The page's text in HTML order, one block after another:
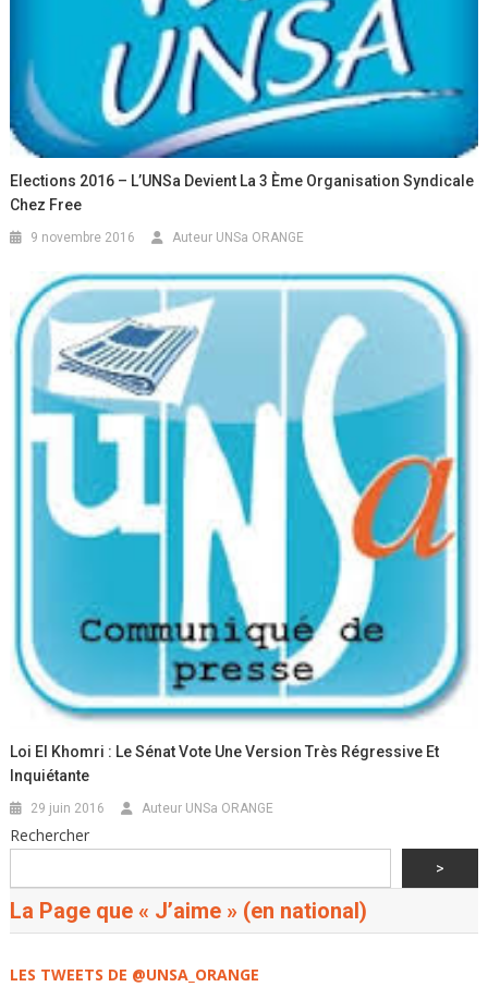
Elections 2016 – L’UNSa Devient La 3 Ème Organisation Syndicale
Chez Free
9 novembre 2016 Auteur UNSa ORANGE
Loi El Khomri : Le Sénat Vote Une Version Très Régressive Et
Inquiétante
29 juin 2016 Auteur UNSa ORANGE
Rechercher
>
La Page que « J’aime » (en national)
LES TWEETS DE @UNSA_ORANGE